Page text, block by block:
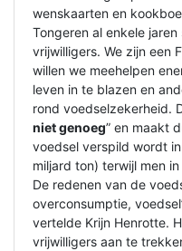
wenskaarten en
Tongeren al enkele
vrijwilligers. We zijn een
willen we meehelpen
leven in te blazen en
rond voedselzekerheid.
niet genoeg” en maakt
voedsel verspild wordt
miljard ton) terwijl men
De redenen van de
overconsumptie,
vertelde Krijn Henrotte.
vrijwilligers aan te